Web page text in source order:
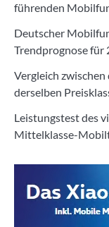
führenden
Deutscher
Trendprognose für
Vergleich
derselben
Leistungstest des
Mittelklasse-